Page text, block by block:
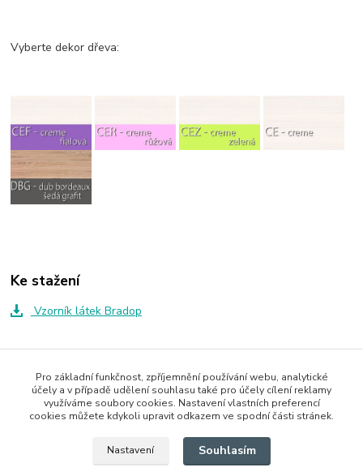
Vyberte dekor dřeva:
Ke stažení
Vzorník látek Bradop
Zboží zařazeno v kategoriích
Dětský pokoj CASPER
Pro základní funkčnost, zpříjemnění používání webu, analytické
účely a v případě udělení souhlasu také pro účely cílení reklamy
využíváme soubory cookies. Nastavení vlastních preferencí
cookies můžete kdykoli upravit odkazem ve spodní části stránek.
Nastavení Souhlasím